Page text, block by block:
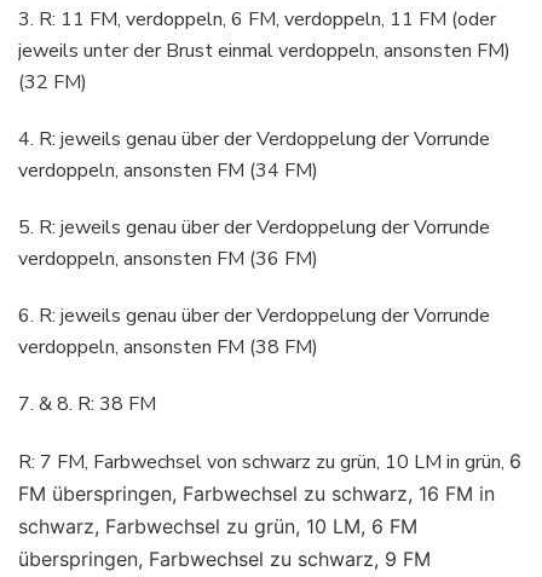
3. R: 11 FM, verdoppeln, 6 FM, verdoppeln, 11 FM (oder
jeweils unter der Brust einmal verdoppeln, ansonsten FM)
(32 FM)
4. R: jeweils genau über der Verdoppelung der Vorrunde
verdoppeln, ansonsten FM (34 FM)
5. R: jeweils genau über der Verdoppelung der Vorrunde
verdoppeln, ansonsten FM (36 FM)
6. R: jeweils genau über der Verdoppelung der Vorrunde
verdoppeln, ansonsten FM (38 FM)
7. & 8. R: 38 FM
R: 7 FM, Farbwechsel von schwarz zu grün, 10 LM in grün, 6
FM überspringen, Farbwechsel zu schwarz, 16 FM in
schwarz, Farbwechsel zu grün, 10 LM, 6 FM
überspringen, Farbwechsel zu schwarz, 9 FM